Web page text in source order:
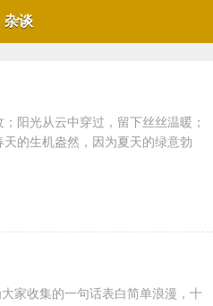
杂谈
阳光从云中穿过，留下丝丝温暖；
的生机盎然，因为夏天的绿意勃
家收集的一句话表白简单浪漫，十